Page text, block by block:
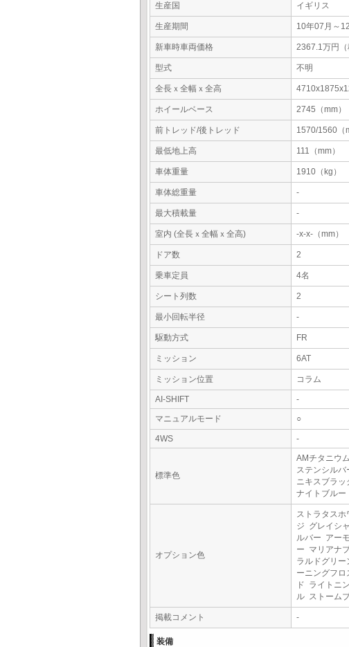
生産国 イギリス
生産期間 10年07月～
新車時車両価格 2367.1万円（
型式 不明
全長ｘ全幅ｘ全高
ホイールベース 2745（mm）
前トレッド/後トレッド 1570/1560（
最低地上高 111（mm）
車体重量 1910（kg）
車体総重量 -
最大積載量 -
室内 (全長ｘ全幅ｘ全高) -x-x-（mm）
ドア数 2
乗車定員 4名
シート列数 2
最小回転半径 -
駆動方式 FR
ミッション 6AT
ミッション位置 コラム
AI-SHIFT
-
マニュアルモード
○
4WS -
標準色
AMチタニウ
ステンシル
ニキスブラ
ナイトブル
オプション色
ストラタス
ジ グレイシ
ルバー アー
ー マリアナ
ラルドグリ
ーニングフ
ド ライトニ
ル ストーム
掲載コメント -
装備